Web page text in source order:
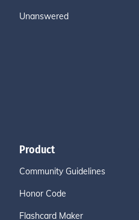
Unanswered
Product
Community Guidelines
Honor Code
Flashcard Maker